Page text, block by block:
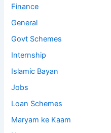
Finance
General
Govt Schemes
Internship
Islamic Bayan
Jobs
Loan Schemes
Maryam ke Kaam